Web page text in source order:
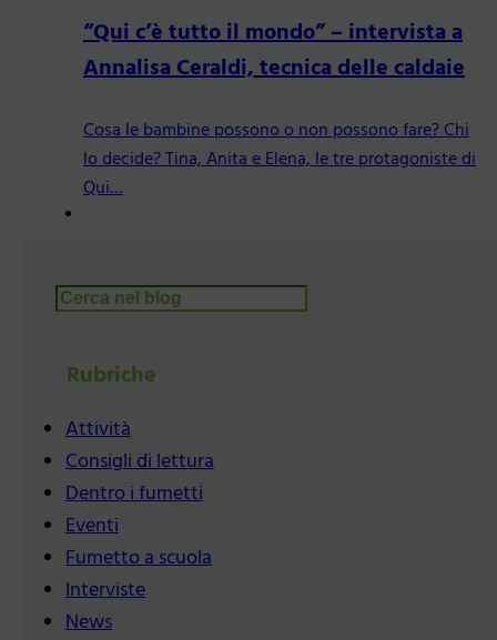
“Qui c’è tutto il mondo” – intervista a
Annalisa Ceraldi, tecnica delle caldaie
Cosa le bambine possono o non possono fare? Chi
lo decide? Tina, Anita e Elena, le tre protagoniste di
Qui…
Cerca
Rubriche
Attività
Consigli di lettura
Dentro i fumetti
Eventi
Fumetto a scuola
Interviste
News